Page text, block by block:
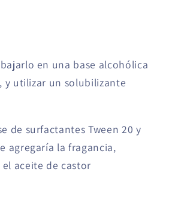
en una base alcohólica
y utilizar un solubilizante
de surfactantes Tween 20 y
agregaría la fragancia,
aceite de castor